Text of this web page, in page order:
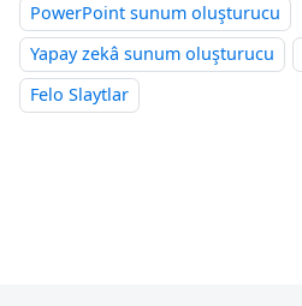
PowerPoint sunum oluşturucu
Yapay zekâ sunum oluşturucu
Felo Slaytlar